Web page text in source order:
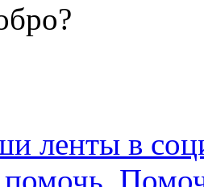
ленты в